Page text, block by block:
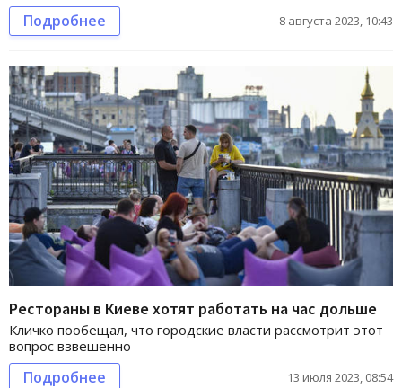
Подробнее 8 августа 2023, 10:43
Рестораны в Киеве хотят работать на час дольше
Кличко пообещал, что городские власти рассмотрит этот
вопрос взвешенно
Подробнее 13 июля 2023, 08:54